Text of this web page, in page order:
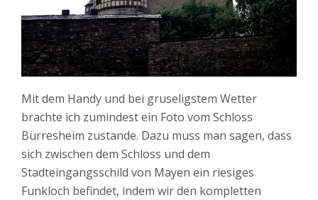
Mit dem Handy und bei gruseligstem Wetter
brachte ich zumindest ein Foto vom Schloss
Bürresheim zustande. Dazu muss man sagen, dass
sich zwischen dem Schloss und dem
Stadteingangsschild von Mayen ein riesiges
Funkloch befindet, indem wir den kompletten